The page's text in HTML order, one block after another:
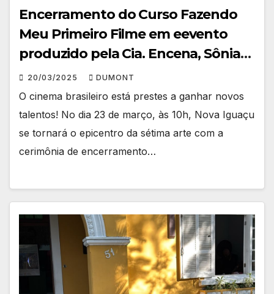
Encerramento do Curso Fazendo
Meu Primeiro Filme em eevento
produzido pela Cia. Encena, Sônia
Produções e Dumont Play
20/03/2025 DUMONT
O cinema brasileiro está prestes a ganhar novos
talentos! No dia 23 de março, às 10h, Nova Iguaçu
se tornará o epicentro da sétima arte com a
cerimônia de encerramento…